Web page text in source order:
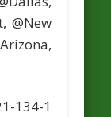
@New
134-1